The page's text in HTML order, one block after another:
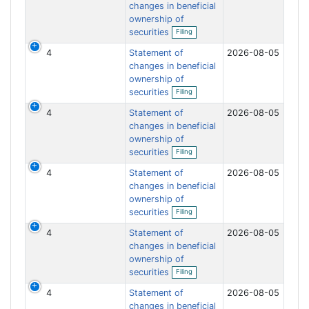
f
changes in beneficial
ownership of
securities
Filing
e
f
n
4
Statement of
changes in beneficial
ownership of
securities
Filing
e
f
2026-08-05
4
Statement of
changes in beneficial
ownership of
securities
Filing
e
f
n
2026-08-05
4
Statement of
changes in beneficial
ownership of
securities
Filing
e
f
2026-08-05
4
Statement of
changes in beneficial
ownership of
securities
Filing
e
f
2026-08-05
4
Statement of
changes in beneficial
2026-08-05